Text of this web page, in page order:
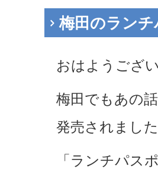
梅田のランチ
おはようござ
梅田でもあの
発売されまし
「ランチパス